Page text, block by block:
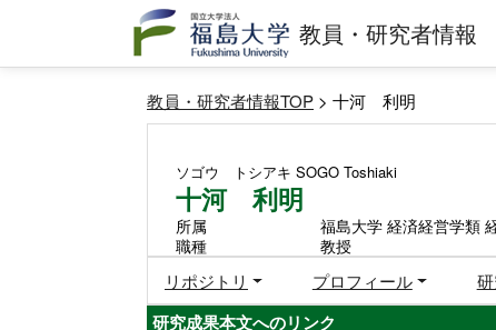
教員・研究者情報
教員・研究者情報TOP > 十河 利明
ソゴウ トシアキ SOGO Toshiaki
十河 利明
所属
福島大学 経済経営学類
職種
教授
リポジトリ プロフィール
研究成果本文へのリンク